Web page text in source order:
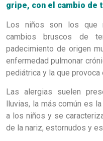
gripe, con el cambio de
Los niños son los que
cambios bruscos de
padecimiento de origen
enfermedad pulmonar
pediátrica y la que
Las alergias suelen
lluvias, la más común es
a los niños y se
de la nariz, estornudos y